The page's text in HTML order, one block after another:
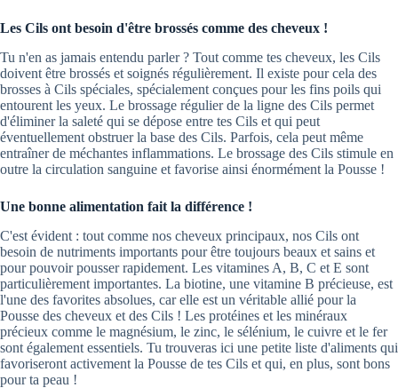
Les Cils ont besoin d'être brossés comme des cheveux !
Tu n'en as jamais entendu parler ? Tout comme tes cheveux, les Cils
doivent être brossés et soignés régulièrement. Il existe pour cela des
brosses à Cils spéciales, spécialement conçues pour les fins poils qui
entourent les yeux. Le brossage régulier de la ligne des Cils permet
d'éliminer la saleté qui se dépose entre tes Cils et qui peut
éventuellement obstruer la base des Cils. Parfois, cela peut même
entraîner de méchantes inflammations. Le brossage des Cils stimule en
outre la circulation sanguine et favorise ainsi énormément la Pousse !
Une bonne alimentation fait la différence !
C'est évident : tout comme nos cheveux principaux, nos Cils ont
besoin de nutriments importants pour être toujours beaux et sains et
pour pouvoir pousser rapidement. Les vitamines A, B, C et E sont
particulièrement importantes. La biotine, une vitamine B précieuse, est
l'une des favorites absolues, car elle est un véritable allié pour la
Pousse des cheveux et des Cils ! Les protéines et les minéraux
précieux comme le magnésium, le zinc, le sélénium, le cuivre et le fer
sont également essentiels. Tu trouveras ici une petite liste d'aliments qui
favoriseront activement la Pousse de tes Cils et qui, en plus, sont bons
pour ta peau !